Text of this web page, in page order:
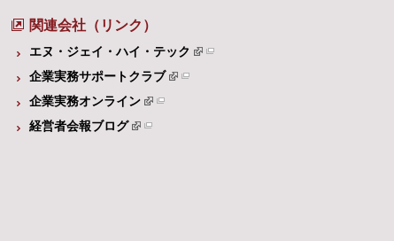
関連会社（リンク）
エヌ・ジェイ・ハイ・テック
企業実務サポートクラブ
企業実務オンライン
経営者会報ブログ